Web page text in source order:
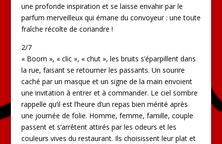
une profonde inspiration et se laisse envahir par le
parfum merveilleux qui émane du convoyeur : une toute
fraîche récolte de coriandre !
2/7
« Boom », « clic », « chut », les bruits s’éparpillent dans
la rue, faisant se retourner les passants. Un sourire
caché par un masque et un signe de la main envoient
une invitation à entrer et à commander. Le ciel sombre
rappelle qu’il est l’heure d’un repas bien mérité après
une journée de folie. Homme, femme, famille, couple
passent et s’arrêtent attirés par les odeurs et les
couleurs vives du restaurant. Ils choisissent leur plat et